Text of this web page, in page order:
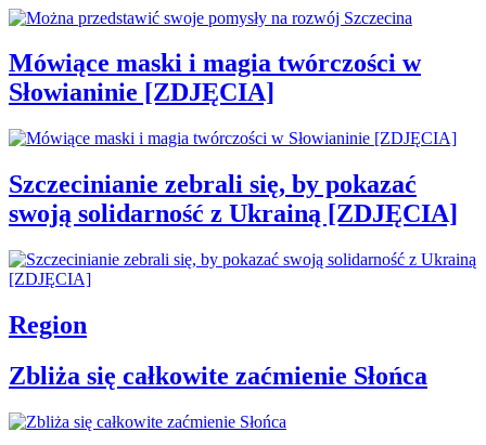
Mówiące maski i magia twórczości w
Słowianinie [ZDJĘCIA]
Szczecinianie zebrali się, by pokazać
swoją solidarność z Ukrainą [ZDJĘCIA]
Region
Zbliża się całkowite zaćmienie Słońca